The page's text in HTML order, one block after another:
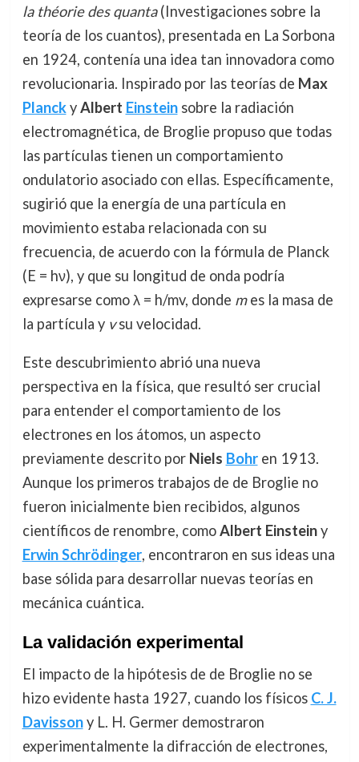
la théorie des quanta(Investigaciones sobre la
teoría de los cuantos), presentada en La Sorbona
en 1924, contenía una idea tan innovadora como
revolucionaria. Inspirado por las teorías de Max
PlanckyAlbert Einsteinsobre la radiación
electromagnética, de Broglie propuso que todas
las partículas tienen un comportamiento
ondulatorio asociado con ellas. Específicamente,
sugirió que la energía de una partícula en
movimiento estaba relacionada con su
frecuencia, de acuerdo con la fórmula de Planck
(E = hν), y que su longitud de onda podría
expresarse como λ = h/mv, donde mes la masa de
la partícula y vsu velocidad.
Este descubrimiento abrió una nueva
perspectiva en la física, que resultó ser crucial
para entender el comportamiento de los
electrones en los átomos, un aspecto
previamente descrito por Niels Bohren 1913.
Aunque los primeros trabajos de de Broglie no
fueron inicialmente bien recibidos, algunos
científicos de renombre, comoAlbert Einsteiny
Erwin Schrödinger, encontraron en sus ideas una
base sólida para desarrollar nuevas teorías en
mecánica cuántica.
La validación experimental
El impacto de la hipótesis de de Broglie no se
hizo evidente hasta 1927, cuando los físicos C. J.
Davissony L. H. Germer demostraron
experimentalmente la difracción de electrones,